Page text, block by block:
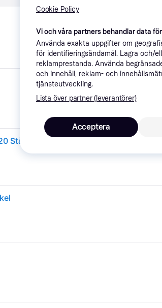
Stål Svart
Cookie Policy
Vi och våra partners behandlar data
Använda exakta uppgifter om
för identifieringsändamål. Lagra och/
reklamprestanda. Använda
och innehåll, reklam- och
tjänsteutveckling.
Lista över partner (leverantörer)
Acceptera